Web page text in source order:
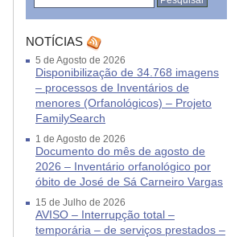
NOTÍCIAS
5 de Agosto de 2026
Disponibilização de 34.768 imagens
– processos de Inventários de
menores (Orfanológicos) – Projeto
FamilySearch
1 de Agosto de 2026
Documento do mês de agosto de
2026 – Inventário orfanológico por
óbito de José de Sá Carneiro Vargas
15 de Julho de 2026
AVISO – Interrupção total –
temporária – de serviços prestados –